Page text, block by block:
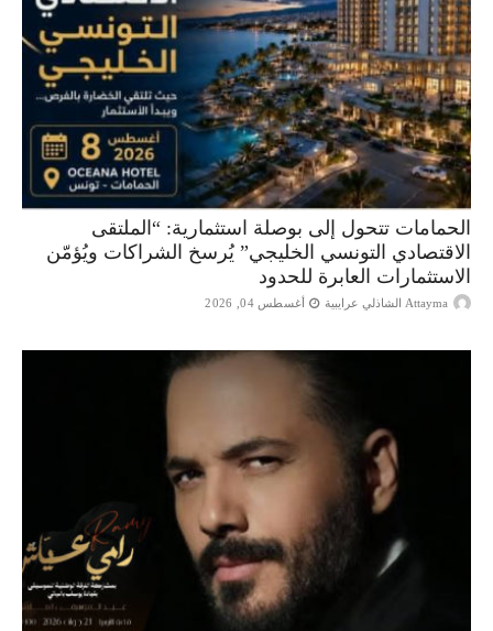
الحمامات تتحول إلى بوصلة استثمارية: “الملتقى
الاقتصادي التونسي الخليجي” يُرسخ الشراكات ويُؤمّن
الاستثمارات العابرة للحدود
Attayma الشاذلي عرايبية أغسطس 04, 2026